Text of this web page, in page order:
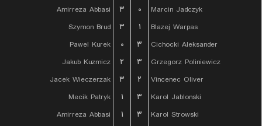
Amirreza Abbasi
۳ ۰
Marcin Jadczyk
Szymon Brud
۳ ۱
Blazej Warpas
Pawel Kurek
۰ ۳
Cichocki Aleksander
Jakub Kuzmicz
۲ ۳
Grzegorz Poliniewicz
Jacek Wieczerzak
۳ ۲
Vincenec Oliver
Mecik Patryk
۱ ۳
Karol Jablonski
Amirreza Abbasi
۱ ۳
Karol Strowski